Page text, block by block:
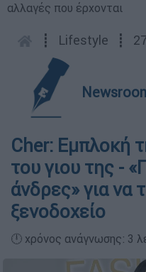
αλλαγές που έρχονται
┋ Lifestyle ┋
Cher: Εμπλοκή
του γιου της -
άνδρες» για να
ξενοδοχείο
🕛 χρόνος ανάγνωσης: 3